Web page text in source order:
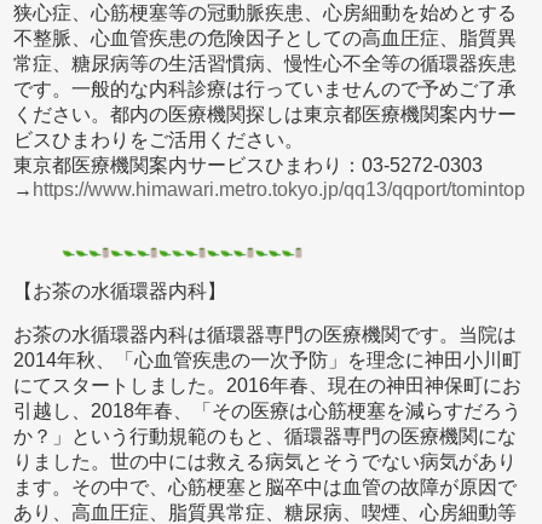
狭心症、心筋梗塞等の冠動脈疾患、心房細動を始めとする
不整脈、心血管疾患の危険因子としての高血圧症、脂質異
常症、糖尿病等の生活習慣病、慢性心不全等の循環器疾患
です。一般的な内科診療は行っていませんので予めご了承
ください。都内の医療機関探しは東京都医療機関案内サー
ビスひまわりをご活用ください。
東京都医療機関案内サービスひまわり：03-5272-0303
→ https://www.himawari.metro.tokyo.jp/qq13/qqport/tomintop
【お茶の水循環器内科】
お茶の水循環器内科は循環器専門の医療機関です。当院は
2014年秋、「心血管疾患の一次予防」を理念に神田小川町
にてスタートしました。2016年春、現在の神田神保町にお
引越し、2018年春、「その医療は心筋梗塞を減らすだろう
か？」という行動規範のもと、循環器専門の医療機関にな
りました。世の中には救える病気とそうでない病気があり
ます。その中で、心筋梗塞と脳卒中は血管の故障が原因で
あり、高血圧症、脂質異常症、糖尿病、喫煙、心房細動等